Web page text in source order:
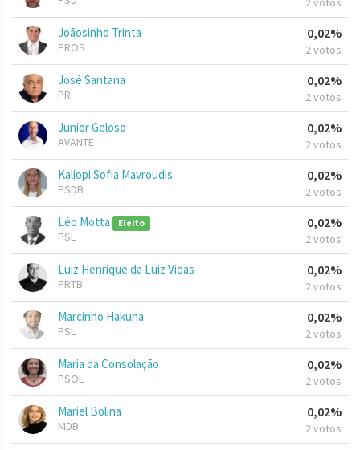
Joãosinho Trinta
PROS
0,02%
2 votos
José Santana
PR
0,02%
2 votos
Junior Geloso
AVANTE
0,02%
2 votos
Kaliopi Sofia Mavroudis
PSDB
0,02%
2 votos
Léo Motta Eleito
PSL
0,02%
2 votos
Luiz Henrique da Luiz Vidas
PRTB
0,02%
2 votos
Marcinho Hakuna
PSL
0,02%
2 votos
Maria da Consolação
PSOL
0,02%
2 votos
Mariel Bolina
MDB
0,02%
2 votos